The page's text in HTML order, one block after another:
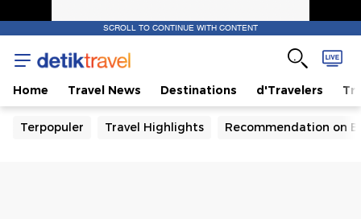
SCROLL TO CONTINUE WITH CONTENT
Home Travel News Destinations d'Travelers
Terpopuler Travel Highlights Recommendation on